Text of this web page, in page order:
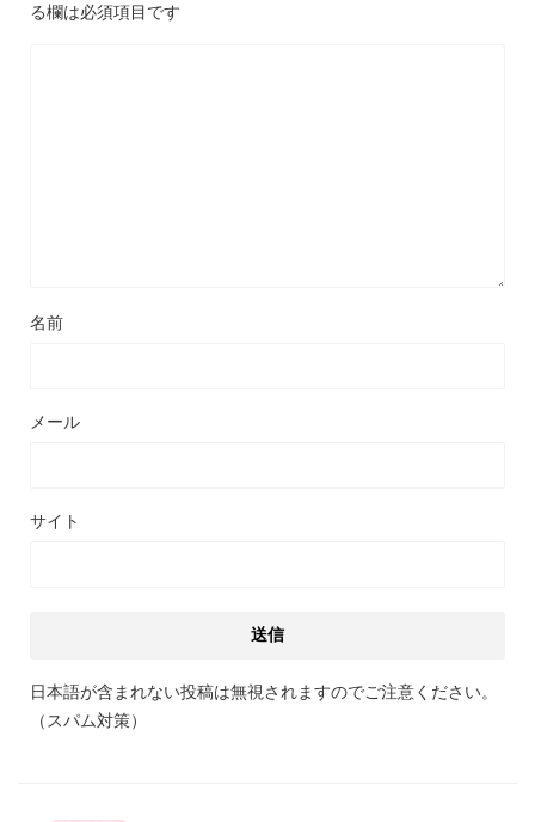
る欄は必須項目です
名前
メール
サイト
日本語が含まれない投稿は無視されますのでご注意ください。
（スパム対策）